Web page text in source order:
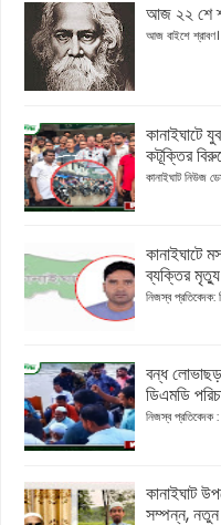
আজ ২২ শে
আজ বাইশে শ্রাবণ।
কানাইঘাটে
কটূক্তির
কানাইঘাট নিউজ
কানাইঘাটে
ব্যক্তির মৃত্যু
নিজস্ব প্রতিবেদক:
বন্ধ
ডিএমডি
নিজস্ব প্রতিবেদক
কানাইঘাট
সম্পন্ন, নতুন